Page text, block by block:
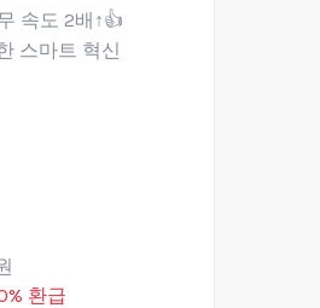
속도 2배↑👍
스마트 혁신
환급